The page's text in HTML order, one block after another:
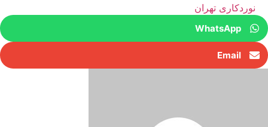
نوردکاری تهران
WhatsApp
Email